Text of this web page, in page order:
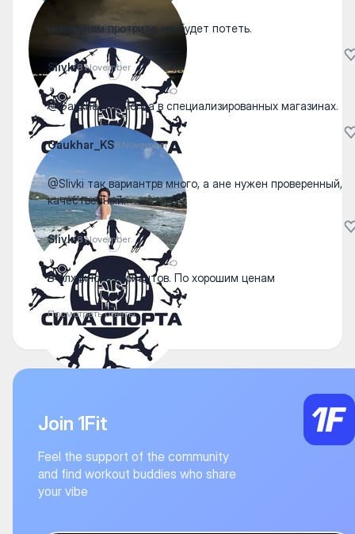
Шампунем протрите, не будет потеть.
Slivki8 November
@Gaukhar_KS Тогда в специализированных магазинах.
Gaukhar_KS8 November
@Slivki так вариантрв много, а ане нужен проверенный,
качественный.
Slivki8 November
В олх много вариантов. По хорошим ценам
Посмотреть ответы
Join 1Fit
Feel the support of the community
and find workout buddies who share
your vibe